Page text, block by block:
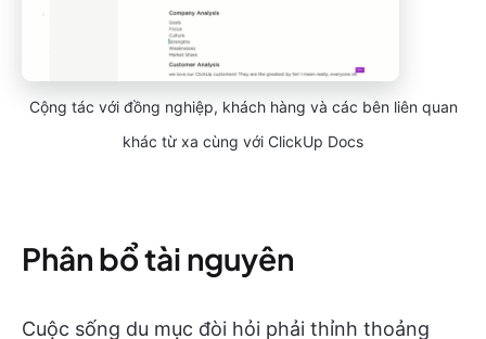
Cộng tác với đồng nghiệp, khách hàng và các bên liên quan
khác từ xa cùng với ClickUp Docs
Phân bổ tài nguyên
Cuộc sống du mục đòi hỏi phải thỉnh thoảng